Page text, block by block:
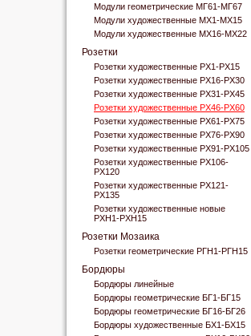
Модули геометрические МГ61-МГ67
Модули художественные МХ1-МХ15
Модули художественные МХ16-МХ22
Розетки
Розетки художественные РХ1-РХ15
Розетки художественные РХ16-РХ30
Розетки художественные РХ31-РХ45
Розетки художественные РХ46-РХ60
Розетки художественные РХ61-РХ75
Розетки художественные РХ76-РХ90
Розетки художественные РХ91-РХ105
Розетки художественные РХ106-
РХ120
Розетки художественные РХ121-
РХ135
Розетки художественные новые
РХН1-РХН15
Розетки Мозаика
Розетки геометрические РГН1-РГН15
Бордюры
Бордюры линейные
Бордюры геометрические БГ1-БГ15
Бордюры геометрические БГ16-БГ26
Бордюры художественные БХ1-БХ15